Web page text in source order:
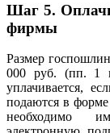
Шаг 5.
фирмы
Размер
000 руб. (пп. 1
уплачивается,
подаются в форме
необходимо